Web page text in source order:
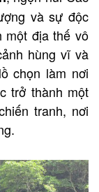
và sự độc
một địa thế vô
hùng vĩ và
chọn làm nơi
trở thành một
tranh, nơi